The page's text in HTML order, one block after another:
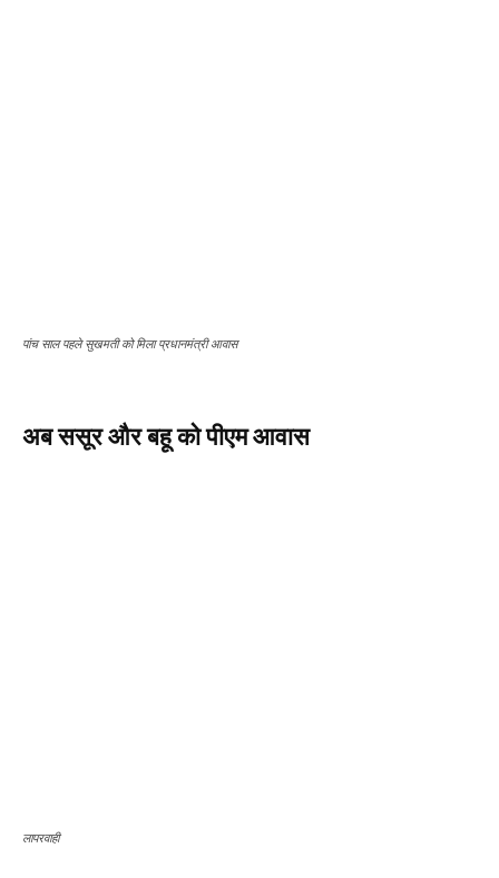
पांच साल पहले सुखमती को मिला प्रधानमंत्री आवास
अब ससूर और बहू को पीएम आवास
लापरवाही